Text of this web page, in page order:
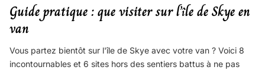
Guide pratique : que visiter sur l’île de Skye en
van
Vous partez bientôt sur l'île de Skye avec votre van ? Voici 8
incontournables et 6 sites hors des sentiers battus à ne pas